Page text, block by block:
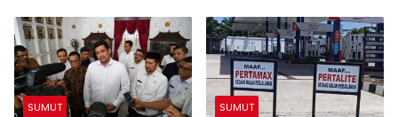
BBM di Sumut
SUMUT SUMUT